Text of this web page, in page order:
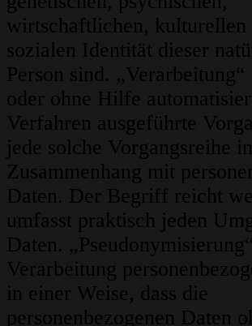
wirtschaftlichen, kulturellen
sozialen Identität dieser
Person sind.
oder ohne Hilfe
Verfahren ausgeführte
jede solche Vorgangsreihe
Zusammenhang mit
Daten. Der Begriff reicht
umfasst praktisch jeden
Daten.
Verarbeitung
in einer Weise, dass die
personenbezogenen Daten